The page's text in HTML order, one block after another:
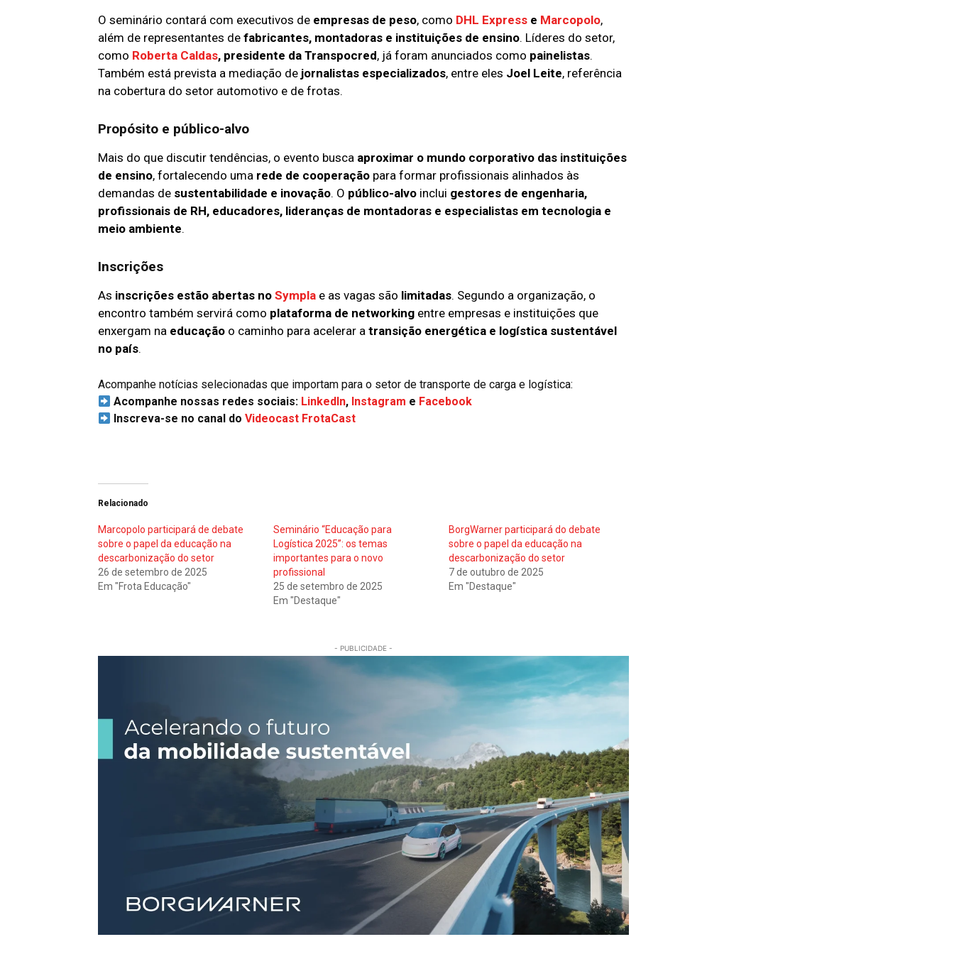
O seminário contará com executivos de empresas de peso, como DHL Express e Marcopolo,
além de representantes de fabricantes, montadoras e instituições de ensino. Líderes do setor,
como Roberta Caldas, presidente da Transpocred, já foram anunciados como painelistas.
Também está prevista a mediação de jornalistas especializados, entre eles Joel Leite, referência
na cobertura do setor automotivo e de frotas.
Propósito e público-alvo
Mais do que discutir tendências, o evento busca aproximar o mundo corporativo das instituições
de ensino, fortalecendo uma rede de cooperação para formar profissionais alinhados às
demandas de sustentabilidade e inovação. O público-alvo inclui gestores de engenharia,
profissionais de RH, educadores, lideranças de montadoras e especialistas em tecnologia e
meio ambiente.
Inscrições
As inscrições estão abertas no Sympla e as vagas são limitadas. Segundo a organização, o
encontro também servirá como plataforma de networking entre empresas e instituições que
enxergam na educação o caminho para acelerar a transição energética e logística sustentável
no país.
Acompanhe notícias selecionadas que importam para o setor de transporte de carga e logística:
Acompanhe nossas redes sociais: LinkedIn, Instagram e Facebook
Inscreva-se no canal doVideocast FrotaCast
Relacionado
Marcopolo participará de debate
sobre o papel da educação na
descarbonização do setor
26 de setembro de 2025
Em "Frota Educação"
Seminário “Educação para
Logística 2025”: os temas
importantes para o novo
profissional
25 de setembro de 2025
Em "Destaque"
BorgWarner participará do debate
sobre o papel da educação na
descarbonização do setor
7 de outubro de 2025
Em "Destaque"
- PUBLICIDADE -